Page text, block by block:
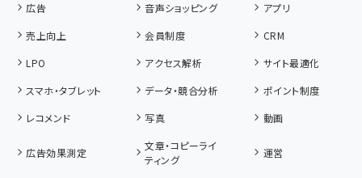
広告
音声ショッピング
アプリ
売上向上
会員制度
CRM
LPO
アクセス解析
サイト最適化
スマホ・タブレット
データ・競合分析
ポイント制度
レコメンド
写真 動画
広告効果測定
文章・コピーライ
ティング
運営